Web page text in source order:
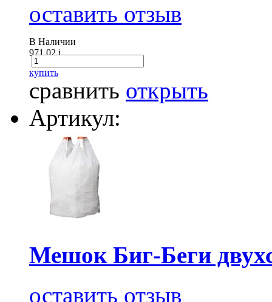
оставить отзыв
В Наличии
971.02i
купить
сравнить открыть
Артикул:
Мешок Биг-Беги
оставить отзыв